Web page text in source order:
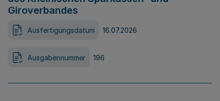
Giroverbandes
Ausfertigungsdatum 16.07.2026
Ausgabennummer 196